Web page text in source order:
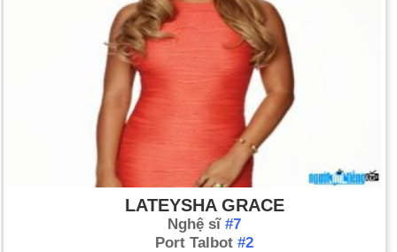
LATEYSHA GRACE
Nghệ sĩ #7
Port Talbot #2